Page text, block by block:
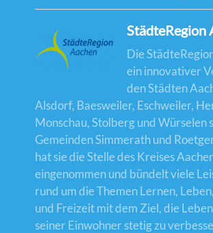
StädteRegion
Die
ein innovativer
den Städten
Alsdorf, Baesweiler, Eschweiler,
Monschau, Stolberg und Würselen
Gemeinden Simmerath und
hat sie die Stelle des Kreises
eingenommen und bündelt viele
rund um die Themen Lernen,
und Freizeit mit dem Ziel, die
seiner Einwohner stetig zu